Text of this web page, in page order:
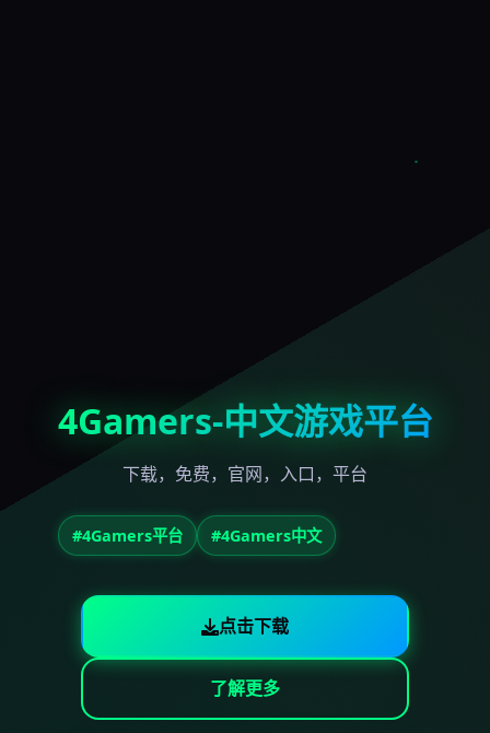
4Gamers-中文游戏平台
下载，免费，官网，入口，平台
#4Gamers平台 #4Gamers中文
点击下载
了解更多